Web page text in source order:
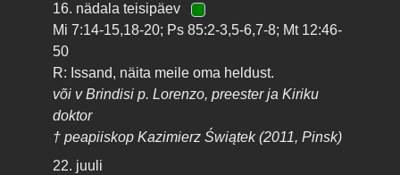
16. nädala teisipäev
Mi 7:14-15,18-20; Ps 85:2-3,5-6,7-8; Mt 12:46-
50
R: Issand, näita meile oma heldust.
või v Brindisi p. Lorenzo, preester ja Kiriku
doktor
† peapiiskop Kazimierz Świątek (2011, Pinsk)
22. juuli